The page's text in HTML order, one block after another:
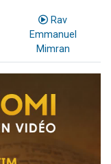
Rav
Emmanuel
Mimran